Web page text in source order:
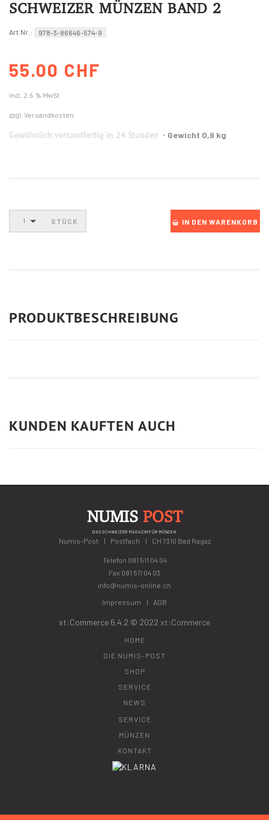
SCHWEIZER MÜNZEN BAND 2
Art.Nr.: 978-3-86646-574-9
55.00 CHF
incl. 2.6 % MwSt
zzgl. Versandkosten
Gewöhnlich versandfertig in 24 Stunden Gewicht 0,9 kg
1 STÜCK IN DEN WARENKORB
PRODUKTBESCHREIBUNG
KUNDEN KAUFTEN AUCH
NUMIS POST
DAS SCHWEIZER MAGAZIN FÜR MÜNZEN
Numis-Post Postfach CH 7310 Bad Ragaz
Telefon 081 511 04 04
Fax 081 511 04 03
info@numis-online.ch
Impressum
AGB
xt:Commerce 6.4.2 © 2022 xt:Commerce
HOME
DIE NUMIS-POST
SHOP
SERVICE
NEWS
SERVICE
MÜNZEN
KONTAKT